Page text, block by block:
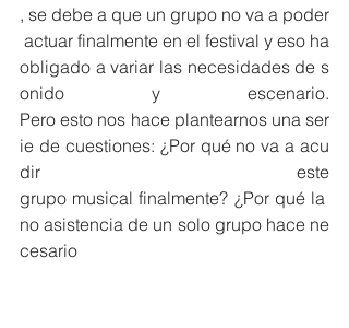
, se debe a que un grupo no va a poder
actuar finalmente en el festival y eso ha
obligado a variar las necesidades de s
onido y escenario.
Pero esto nos hace plantearnos una ser
ie de cuestiones: ¿Por qué no va a acu
dir este
grupo musical finalmente? ¿Por qué la
no asistencia de un solo grupo hace ne
cesario